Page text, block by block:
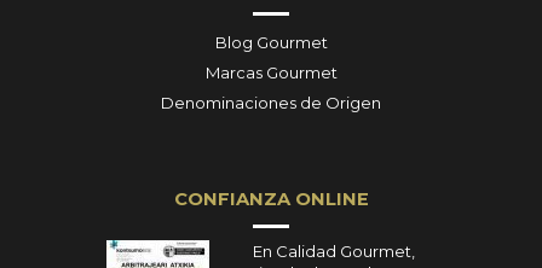
Blog Gourmet
Marcas Gourmet
Denominaciones de Origen
CONFIANZA ONLINE
En Calidad Gourmet,